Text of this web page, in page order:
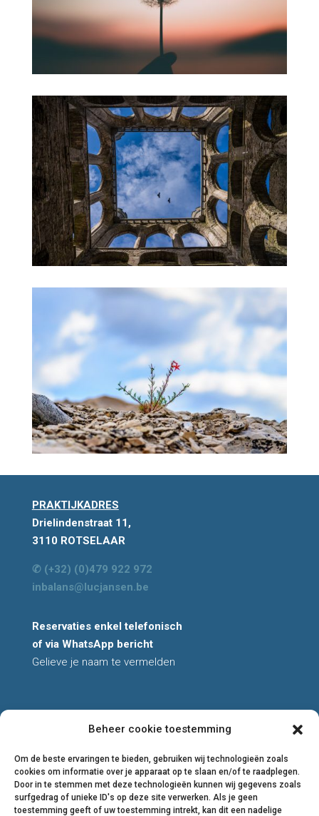
Beheer cookie toestemming
Om de beste ervaringen te bieden, gebruiken wij technologieën zoals
cookies om informatie over je apparaat op te slaan en/of te raadplegen.
Door in te stemmen met deze technologieën kunnen wij gegevens zoals
surfgedrag of unieke ID's op deze site verwerken. Als je geen
toestemming geeft of uw toestemming intrekt, kan dit een nadelige
PRAKTIJKADRES
Drielindenstraat 11,
3110 ROTSELAAR
✆ (+32) (0)479 922 972
inbalans@lucjansen.be
Reservaties enkel telefonisch
of via WhatsApp bericht
Gelieve je naam te vermelden
All rights reserved
Privacyverklaring
Cookiebeleid
Algemene voorwaarden